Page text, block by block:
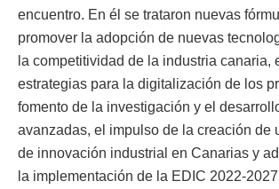
encuentro. En él se trataron nuevas
promover la adopción de nuevas
la competitividad de la industria canaria,
estrategias para la digitalización de los
fomento de la investigación y el
avanzadas, el impulso de la creación de
de innovación industrial en Canarias y
la implementación de la EDIC 2022-